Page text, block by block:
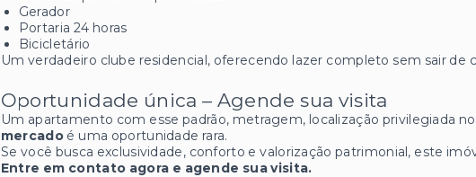
Gerador
Portaria 24 horas
Bicicletário
Um verdadeiro clube residencial, oferecendo lazer completo sem sair de
Oportunidade única – Agende sua visita
Um apartamento com esse padrão, metragem, localização privilegiada
mercadoé uma oportunidade rara.
Se você busca exclusividade, conforto e valorização patrimonial, este
Entre em contato agora e agende sua visita.